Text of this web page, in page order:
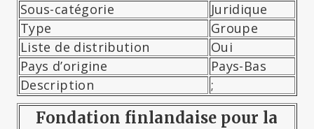
Sous-catégorie
Juridique
Type
Groupe
Liste de distribution
Oui
Pays d’origine
Pays-Bas
Description
;
Fondation finlandaise pour la